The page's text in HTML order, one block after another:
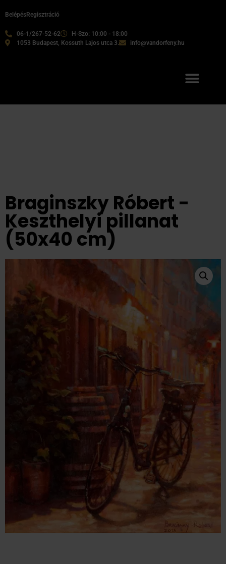
06-1/267-52-62
H-Szo: 10:00 - 18:00
1053 Budapest, Kossuth Lajos utca 3.
info@vandorfeny.hu
BelépésRegisztráció
Braginszky Róbert -
Keszthelyi pillanat
(50x40 cm)